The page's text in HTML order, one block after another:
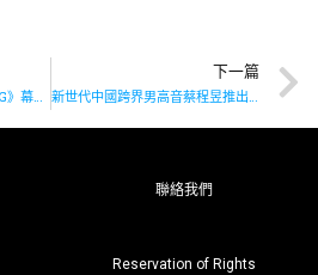
Jolie陳逸璇專輯《TASTING》幕後花絮
下一篇
新世代中國跨界男高音蔡程昱推出最新單曲《像光陪影子一樣》
聯絡我們
Reservation of Rights